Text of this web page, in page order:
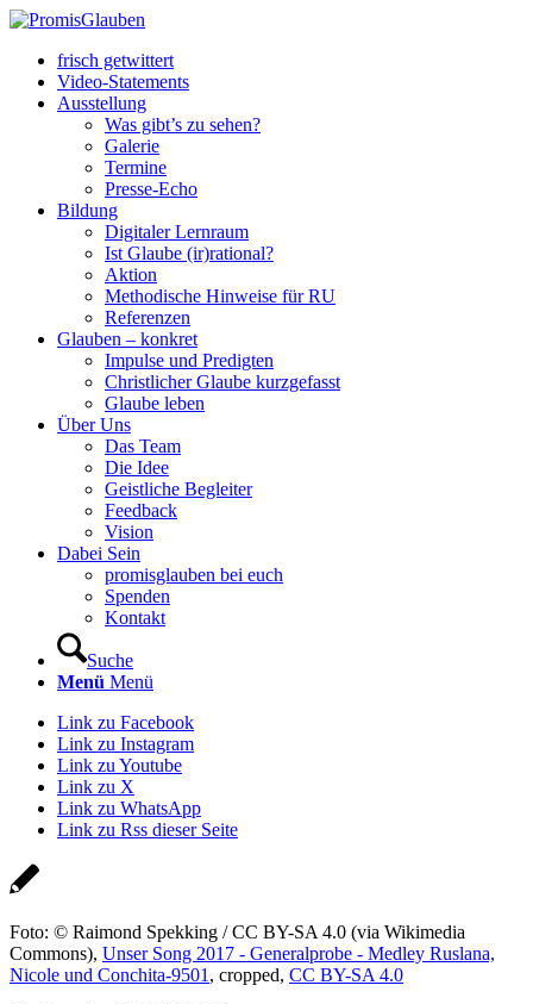
frisch getwittert
Video-Statements
Ausstellung
Was gibt’s zu sehen?
Galerie
Termine
Presse-Echo
Bildung
Digitaler Lernraum
Ist Glaube (ir)rational?
Aktion
Methodische Hinweise für RU
Referenzen
Glauben – konkret
Impulse und Predigten
Christlicher Glaube kurzgefasst
Glaube leben
Über Uns
Das Team
Die Idee
Geistliche Begleiter
Feedback
Vision
Dabei Sein
promisglauben bei euch
Spenden
Kontakt
Suche
Menü Menü
Link zu Facebook
Link zu Instagram
Link zu Youtube
Link zu X
Link zu WhatsApp
Link zu Rss dieser Seite
Foto: © Raimond Spekking / CC BY-SA 4.0 (via Wikimedia
Commons), Unser Song 2017 - Generalprobe - Medley Ruslana,
Nicole und Conchita-9501 , cropped, CC BY-SA 4.0